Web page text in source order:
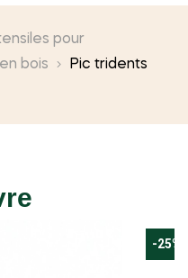
pour
bois
Pic tridents
-25%